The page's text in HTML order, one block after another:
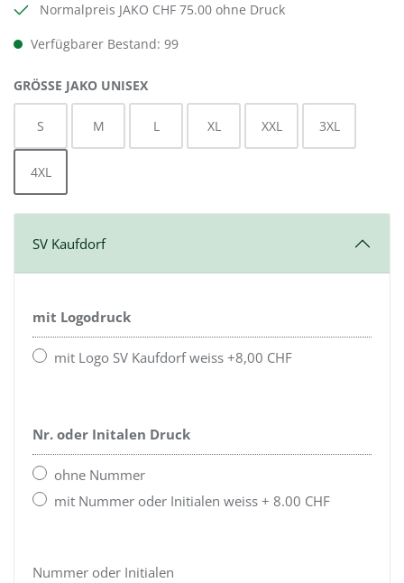
Normalpreis JAKO CHF 75.00 ohne Druck
Verfügbarer Bestand: 99
GRÖSSE JAKO UNISEXAUSWÄHLEN
S M L XL XXL 3XL
4XL
SV Kaufdorf
mit Logodruck
mit Logo SV Kaufdorf weiss +8,00 CHF
Nr. oder Initalen Druck
ohne Nummer
mit Nummer oder Initialen weiss + 8.00 CHF
Nummer oder Initialen